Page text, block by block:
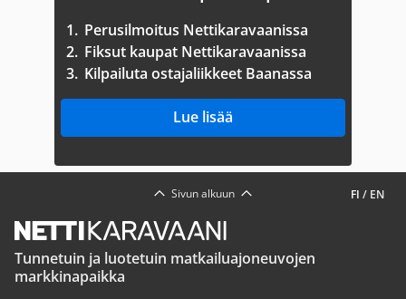
1. Perusilmoitus Nettikaravaanissa
2. Fiksut kaupat Nettikaravaanissa
3. Kilpailuta ostajaliikkeet Baanassa
Lue lisää
FI / EN
Sivun alkuun
Tunnetuin ja luotetuin matkailuajoneuvojen
markkinapaikka